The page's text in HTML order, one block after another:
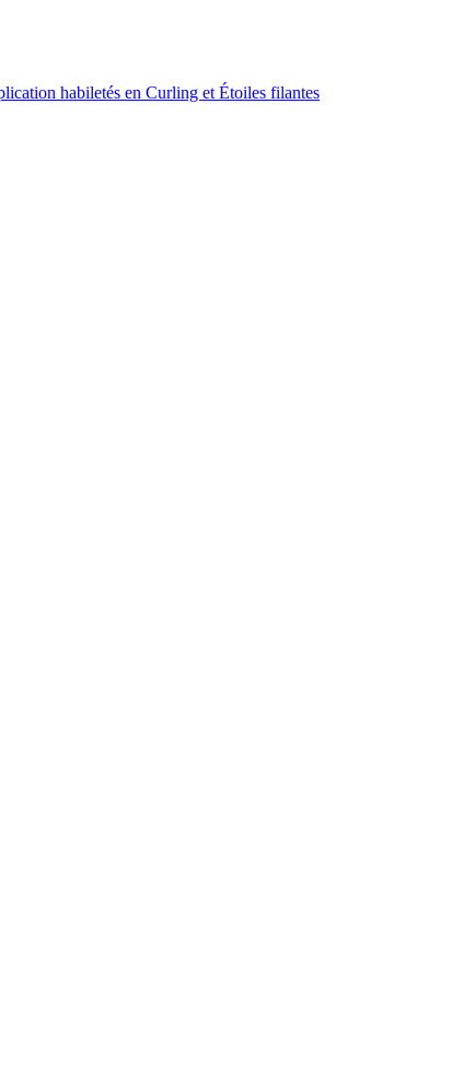
habiletés en Curling et Étoiles filantes